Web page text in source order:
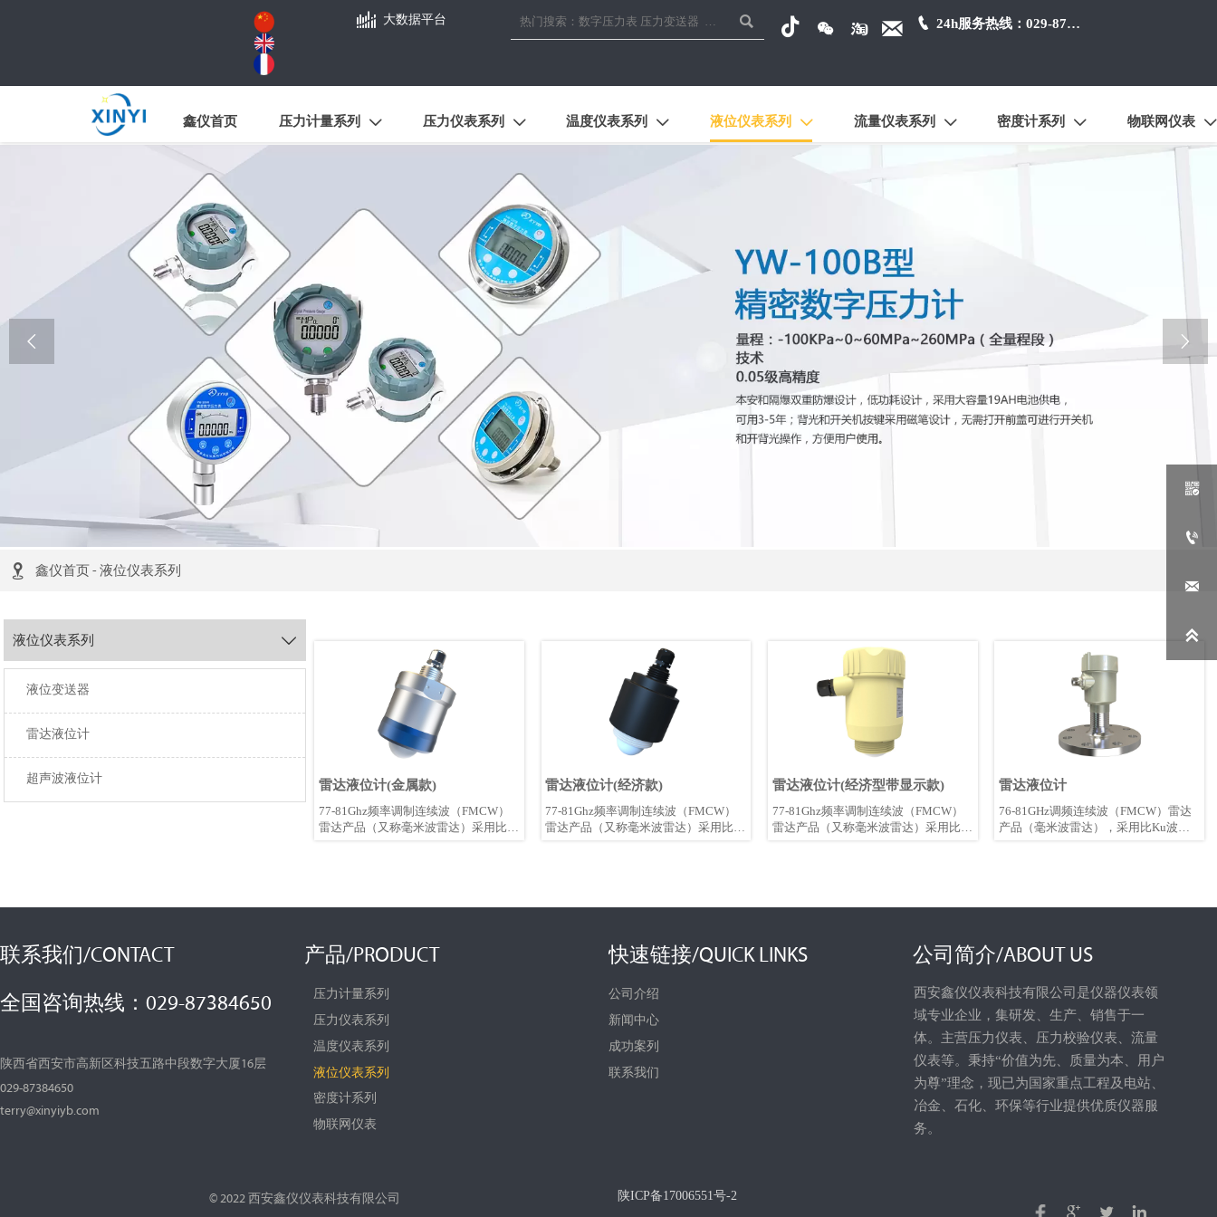
 大数据平台       24h服务热线：029-87384650
鑫仪首页 压力计量系列  压力仪表系列  温度仪表系列  液位仪表系列  流量仪表系列  密度计系列  物联网仪表 
 
 鑫仪首页 - 液位仪表系列
液位仪表系列 
液位变送器
雷达液位计
超声波液位计 雷达液位计(金属款)
77-81Ghz频率调制连续波（FMCW）
雷达产品（又称毫米波雷达）采用比
产品体积小巧，安装简便，提供两种安
现场环境定制）。
雷达液位计(经济款)
​77-81Ghz频率调制连续波（FMCW）
雷达产品（又称毫米波雷达）采用比
产品体积小巧，安装简便，提供两种安
现场环境定制）。
雷达液位计(经济型带显示款)
77-81Ghz频率调制连续波（FMCW）
雷达产品（又称毫米波雷达）采用比
产品体积小巧，安装简便，提供两种安
雷达液位计
76-81GHz调频连续波（FMCW）雷达
产品（毫米波雷达），采用比Ku波段
安装便捷，提供螺纹和支架安装两种安
联系我们/CONTACT
全国咨询热线：029-87384650
陕西省西安市高新区科技五路中段数字大厦16层
029-87384650
terry@xinyiyb.com
产品/PRODUCT
压力计量系列
压力仪表系列
温度仪表系列
液位仪表系列
密度计系列
物联网仪表
快速链接/QUICK LINKS
公司介绍
新闻中心
成功案列
联系我们
公司简介/ABOUT US
西安鑫仪仪表科技有限公司是仪器仪表领
域专业企业，集研发、生产、销售于一
体。主营压力仪表、压力校验仪表、流量
仪表等。秉持“价值为先、质量为本、用户
为尊”理念，现已为国家重点工程及电站、
冶金、石化、环保等行业提供优质仪器服
务。
© 2022 西安鑫仪仪表科技有限公司 陕ICP备17006551号-2
  



